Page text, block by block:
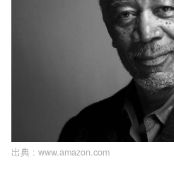
出典 : www.amazon.com